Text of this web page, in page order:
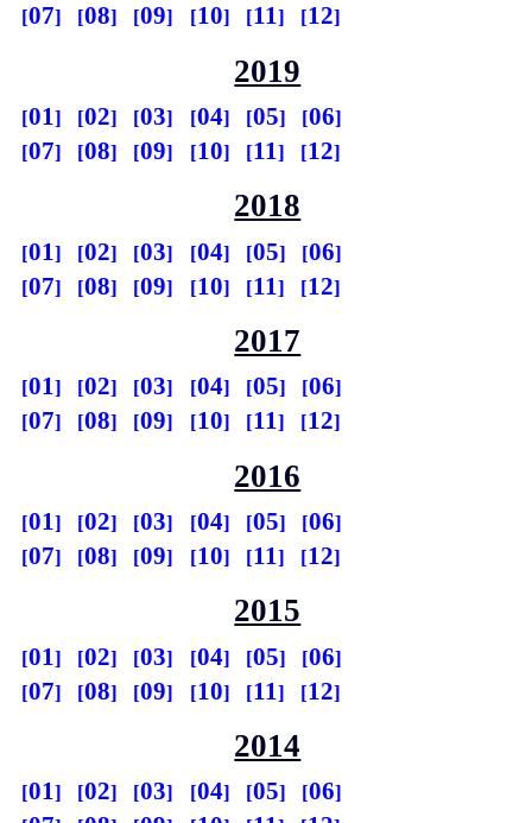
07
08 09 10 11 12
2019
01 02 03 04 05
06
07
08 09 10 11 12
2018
01 02 03 04 05
06
07
08 09 10 11 12
2017
01 02 03 04 05
06
07
08 09 10 11 12
2016
01 02 03 04 05
06
07
08 09 10 11 12
2015
01 02 03 04 05
06
07
08 09 10 11 12
2014
01 02 03 04 05
06